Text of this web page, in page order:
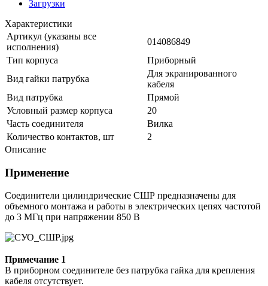
Загрузки
Характеристики
Артикул (указаны все
исполнения)
014086849
Тип корпуса
Приборный
Вид гайки патрубка
Для экранированного
кабеля
Вид патрубка
Прямой
Условный размер корпуса
20
Часть соединителя
Вилка
Количество контактов, шт
2
Описание
Применение
Соединители цилиндрические СШР предназначены для
объемного монтажа и работы в электрических цепях частотой
до 3 МГц при напряжении 850 В
Примечание 1
В приборном соединителе без патрубка гайка для крепления
кабеля отсутствует.